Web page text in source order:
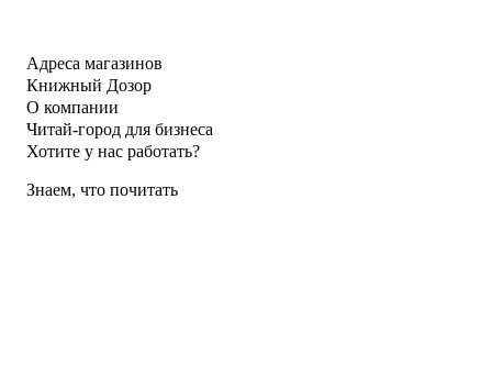
Адреса магазинов
Книжный Дозор
О компании
Читай-город для бизнеса
Хотите у нас работать?
Знаем, что почитать